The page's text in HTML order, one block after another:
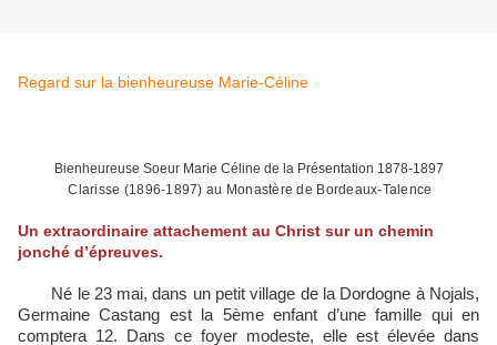
Regard sur la bienheureuse Marie-Céline
Bienheureuse Soeur Marie Céline de la Présentation 1878-1897
Clarisse (1896-1897) au Monastère de Bordeaux-Talence
Un extraordinaire attachement au Christ sur un chemin
jonché d’épreuves.
Né le 23 mai, dans un petit village de la Dordogne à Nojals,
Germaine Castang est la 5ème enfant d’une famille qui en
comptera 12. Dans ce foyer modeste, elle est élevée dans